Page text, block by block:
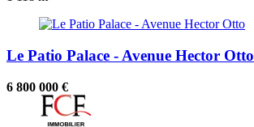
Le Patio Palace - Avenue Hector Otto
6 800 000 €